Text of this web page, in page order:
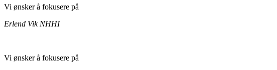
Vi ønsker å fokusere på
Erlend VikNHHI
Vi ønsker å fokusere på